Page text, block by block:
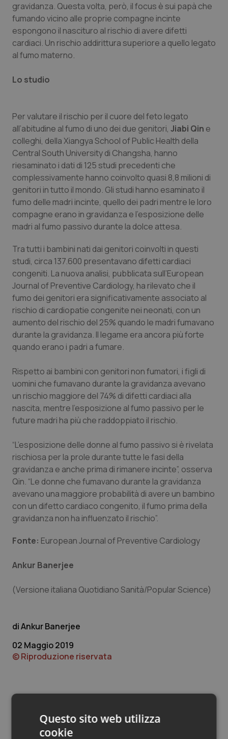
Abruzzo
Basilicata
Calabria
Emilia-Romagna
Friuli Venezia Giulia
Lazio
Liguria
Lombardia
Marche
Molise
Piemonte
Provincia Autonoma di Bolzano
Provincia Autonoma di Trento
Puglia
Sardegna
Toscana
Umbria
Valle D’Aosta
Veneto
QS Pro Gold
Artrite & artrosi
Asma & BPCO
Colesterolo & coronaropatie
Dermatite Atopica
Diabete & glucometri
Disturbi dell’umore
Dolore
Donna & Salute
Epatiti
HIV
Infezioni & Febbre
Ipertensione & Scompenso
Malattie rare
Malattia di Crohn & Rettocolite Ulcerosa
Obesità
Oftalmologia
Oncodermatologia
Oncoematologia
Oncologia & Nutrizione
Psoriasi & pelle
Quotidiano Chirurgia
Quotidiano Pediatria
Rene & patologie urogenitali
QS Club Newsletter
gravidanza. Questa volta, però, il focus è sui papà che
fumando vicino alle proprie compagne incinte
espongono il nascituro al rischio di avere difetti
cardiaci. Un rischio addirittura superiore a quello legato
al fumo materno.
Lo studio
Per valutare il rischio per il cuore del feto legato
all’abitudine al fumo di uno dei due genitori, Jiabi Qin e
colleghi, della Xiangya School of Public Health della
Central South University di Changsha, hanno
riesaminato i dati di 125 studi precedenti che
complessivamente hanno coinvolto quasi 8,8 milioni di
genitori in tutto il mondo. Gli studi hanno esaminato il
fumo delle madri incinte, quello dei padri mentre le loro
compagne erano in gravidanza e l’esposizione delle
madri al fumo passivo durante la dolce attesa.
Tra tutti i bambini nati dai genitori coinvolti in questi
studi, circa 137.600 presentavano difetti cardiaci
congeniti. La nuova analisi, pubblicata sull’European
Journal of Preventive Cardiology, ha rilevato che il
fumo dei genitori era significativamente associato al
rischio di cardiopatie congenite nei neonati, con un
aumento del rischio del 25% quando le madri fumavano
durante la gravidanza. Il legame era ancora più forte
quando erano i padri a fumare.
Rispetto ai bambini con genitori non fumatori, i figli di
uomini che fumavano durante la gravidanza avevano
un rischio maggiore del 74% di difetti cardiaci alla
nascita, mentre l’esposizione al fumo passivo per le
future madri ha più che raddoppiato il rischio.
“L’esposizione delle donne al fumo passivo si è rivelata
rischiosa per la prole durante tutte le fasi della
gravidanza e anche prima di rimanere incinte”, osserva
Qin. “Le donne che fumavano durante la gravidanza
avevano una maggiore probabilità di avere un bambino
con un difetto cardiaco congenito, il fumo prima della
gravidanza non ha influenzato il rischio”.
Fonte: European Journal of Preventive Cardiology
Ankur Banerjee
(Versione italiana Quotidiano Sanità/Popular Science)
Ankur Banerjee
02 Maggio 2019
© Riproduzione riservata
Questo sito web utilizza
cookie